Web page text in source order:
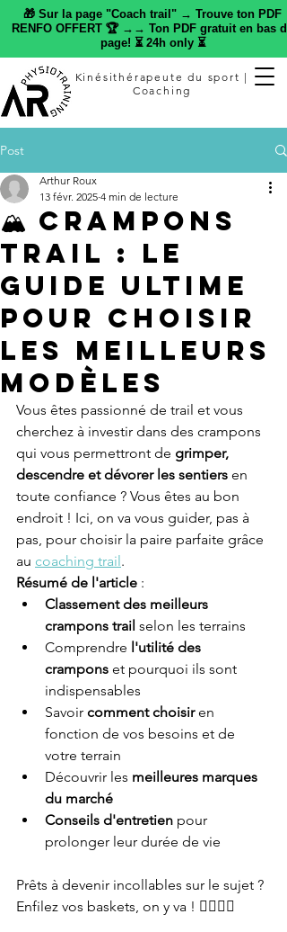
🎁 Sur la page "Coach trail" → Trouve ton PDF
RENFO OFFERT 🏆 →→ Ton PDF gratuit en bas de
page! ⏳ 24h only ⏳
Kinésithérapeute du sport |
Coaching
Post
🏔️ Crampons
Trail : Le
Guide Ultime
pour Choisir
les Meilleurs
Modèles
Arthur Roux
13 févr. 2025 4 min de lecture
Vous êtes passionné de trail et vous
cherchez à investir dans des crampons
qui vous permettront de grimper,
descendre et dévorer les sentiers en
toute confiance ? Vous êtes au bon
endroit ! Ici, on va vous guider, pas à
pas, pour choisir la paire parfaite grâce
au coaching trail.
Résumé de l'article :
Classement des meilleurs
crampons trail selon les terrains
Comprendre l'utilité des
crampons et pourquoi ils sont
indispensables
Savoir comment choisir en
fonction de vos besoins et de
votre terrain
Découvrir les meilleures marques
du marché
Conseils d'entretien pour
prolonger leur durée de vie
Prêts à devenir incollables sur le sujet ?
Enfilez vos baskets, on y va ! 🏃‍♂️🏃‍♀️